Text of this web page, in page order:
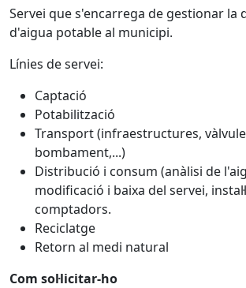
Servei que s'encarrega de gestionar la
d'aigua potable al municipi.
Línies de servei:
Captació
Potabilització
Transport (infraestructures,
bombament,...)
Distribució i consum (anàlisi de
modificació i baixa del servei,
comptadors.
Reciclatge
Retorn al medi natural
Com sol·licitar-ho